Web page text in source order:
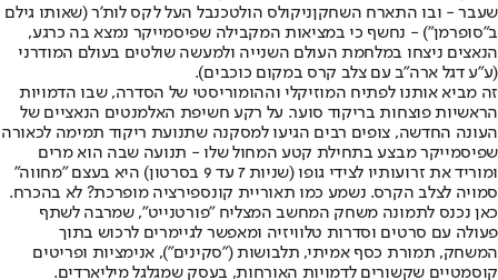
שעבר - ובו התארח השחקןניקולס הולטכנבל העל לקס לות'ר (שאותו גילם
ב"סופרמן") - נחשף כי במציאות המקבילה שפיסמייקר נמצא בה כרגע,
הנאצים ניצחו במלחמת העולם השנייה ולמעשה שולטים בעולם המודרני
(ע"ע דגל ארה"ב עם צלב קרס במקום כוכבים).
זה מביא אותנו לפתיח המוזיקלי וההומוריסטי של הסדרה, שבו הדמויות
הראשיות פוצחות בריקוד סוער. על רקע חשיפת האלמנטים הנאציים של
העונה החדשה, צופים רבים הגיעו למסקנה שתנועת ריקוד תמימה לכאורה
שפיסמייקר מבצע בתחילת קטע המחול שלו - תנועה שבה הוא מרים
ומוריד את זרועותיו לצידי גופו (שניות 7 עד 9 בסרטון) היא בעצם "מחווה"
סמויה לצלב הקרס. נשמע כמו תאוריית קונספירציה מופרכת? לא בהכרח.
כאן נכנס לתמונה משחק המחשב המצליח "פורטנייט", שמרבה לשתף
פעולה עם סרטים וסדרות טלוויזיה ומאפשר לגיימרים לרכוש בתוך
המשחק, תמורת כסף אמיתי, תלבושות ("סקינים"), אנימציות ופריטים
קוסמטיים שקשורים לדמויות האורחות, בעסק שמגלגל מיליארדים.